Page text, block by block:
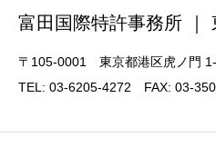
富田国際特許事務所 ｜
〒105-0001 東京都港区虎ノ門
TEL: 03-6205-4272 FAX: 03-